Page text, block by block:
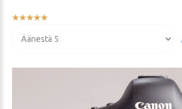
Käyttäjän
arvioida